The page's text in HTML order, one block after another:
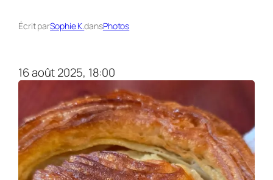
Écrit parSophie K.dansPhotos
16 août 2025, 18:00